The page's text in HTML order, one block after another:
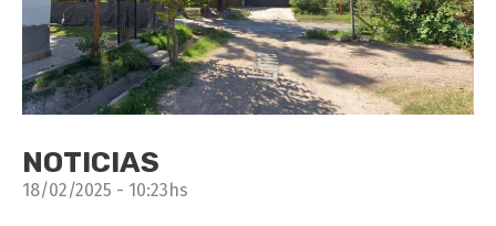
NOTICIAS
18/02/2025 - 10:23hs